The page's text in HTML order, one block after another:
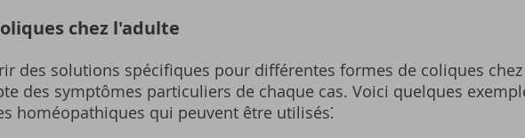
chez l'adulte
des solutions spécifiques pour différentes formes de coliques chez
des symptômes particuliers de chaque cas. Voici quelques
homéopathiques qui peuvent être utilisés⁚